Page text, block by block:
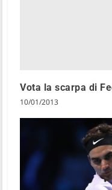
Vota la scarpa di
10/01/2013